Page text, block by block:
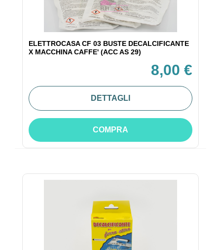
ELETTROCASA CF 03 BUSTE DECALCIFICANTE
X MACCHINA CAFFE' (ACC AS 29)
8,00 €
DETTAGLI
COMPRA